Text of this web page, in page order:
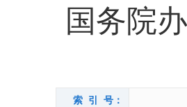
国务院
索 引 号：